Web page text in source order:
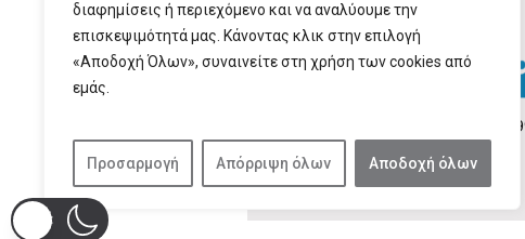
διαφημίσεις ή περιεχόμενο και να αναλύουμε την
επισκεψιμότητά μας. Κάνοντας κλικ στην επιλογή
«Αποδοχή Όλων», συναινείτε στη χρήση των cookies από
εμάς.
Προσαρμογή Απόρριψη όλων Αποδοχή όλων
210 666